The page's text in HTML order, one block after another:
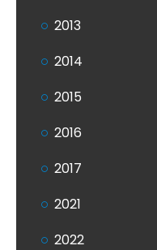
2013
2014
2015
2016
2017
2021
2022